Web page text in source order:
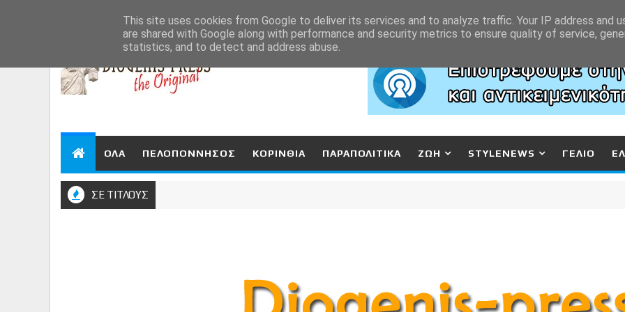
ΟΛΑ ΠΕΛΟΠΟΝΝΗΣΟΣ ΚΟΡΙΝΘΙΑ ΠΑΡΑΠΟΛΙΤΙΚΑ ΖΩΗ STYLENEWS ΓΕΛΙΟ
ΣΕ ΤΙΤΛΟΥΣ
This site uses cookies from Google to deliver its services and to analyze traffic. Your IP address and
are shared with Google along with performance and security metrics to ensure quality of service,
statistics, and to detect and address abuse.